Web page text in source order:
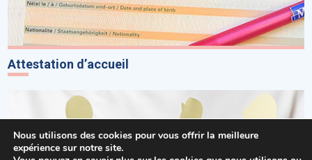
Attestation d’accueil
Nous utilisons des cookies pour vous offrir la meilleure
expérience sur notre site.